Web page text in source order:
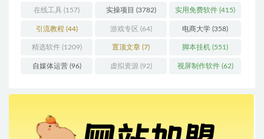
在线工具 (157) 实操项目 (3782) 实用免费软件 (415)
引流教程 (44) 游戏专区 (64) 电商大学 (358)
精选软件(1209) 置顶文章 (7) 脚本挂机 (551)
自媒体运营(96) 虚拟资源 (92) 视屏制作软件(62)